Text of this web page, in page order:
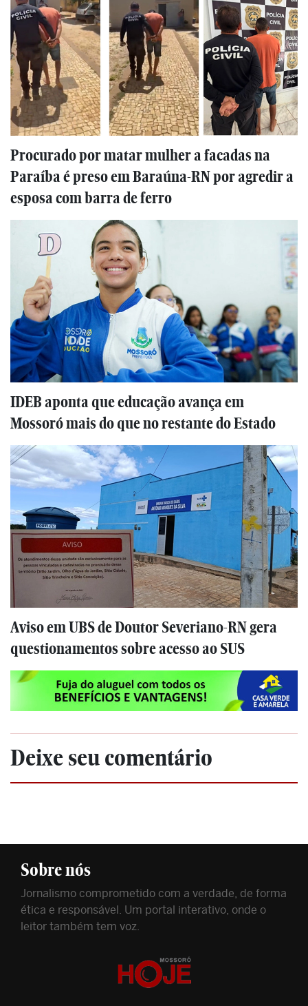
Procurado por matar mulher a facadas na
Paraíba é preso em Baraúna-RN por agredir a
esposa com barra de ferro
IDEB aponta que educação avança em
Mossoró mais do que no restante do Estado
Aviso em UBS de Doutor Severiano-RN gera
questionamentos sobre acesso ao SUS
Deixe seu comentário
Sobre nós
Jornalismo comprometido com a verdade, de forma
ética e responsável. Um portal interativo, onde o
leitor também tem voz.